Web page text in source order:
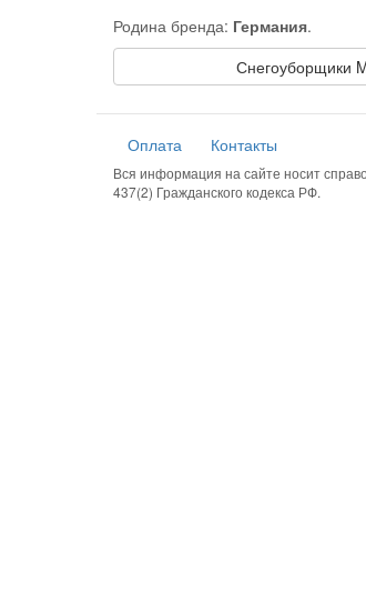
Родина бренда: Германия.
Снегоуборщики
Оплата Контакты
Вся информация на сайте носит
437(2) Гражданского кодекса РФ.